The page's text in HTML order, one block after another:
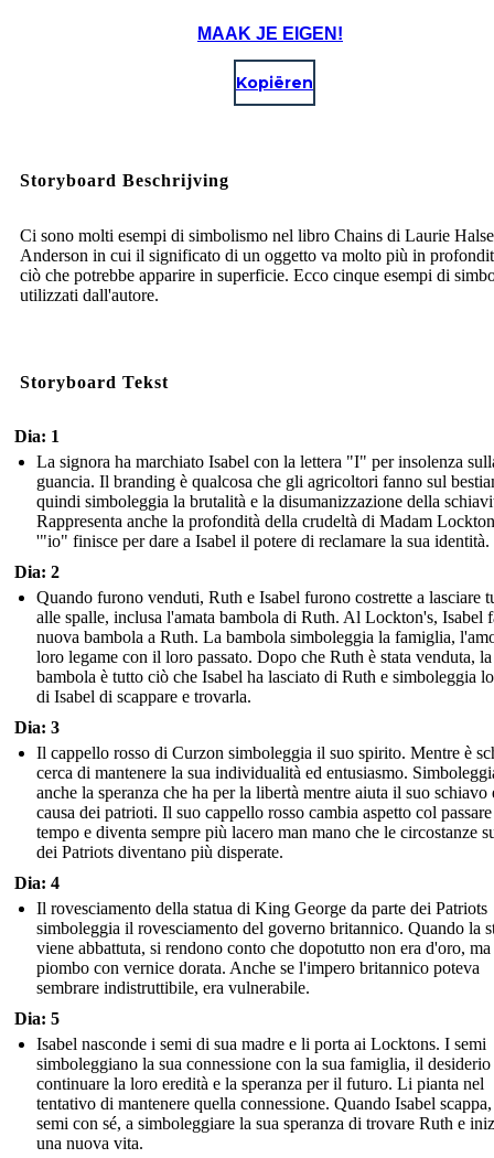
MAAK JE EIGEN!
Kopiëren
Storyboard Beschrijving
Ci sono molti esempi di simbolismo nel libro Chains di Laurie Halse
Anderson in cui il significato di un oggetto va molto più in
ciò che potrebbe apparire in superficie. Ecco cinque esempi di
utilizzati dall'autore.
Storyboard Tekst
Dia: 1
La signora ha marchiato Isabel con la lettera "I" per insolenza
guancia. Il branding è qualcosa che gli agricoltori fanno sul
quindi simboleggia la brutalità e la disumanizzazione della
Rappresenta anche la profondità della crudeltà di Madam
'"io" finisce per dare a Isabel il potere di reclamare la sua identità.
Dia: 2
Quando furono venduti, Ruth e Isabel furono costrette a lasciare
alle spalle, inclusa l'amata bambola di Ruth. Al Lockton's, Isabel
nuova bambola a Ruth. La bambola simboleggia la famiglia,
loro legame con il loro passato. Dopo che Ruth è stata venduta, la
bambola è tutto ciò che Isabel ha lasciato di Ruth e simboleggia
di Isabel di scappare e trovarla.
Dia: 3
Il cappello rosso di Curzon simboleggia il suo spirito. Mentre è
cerca di mantenere la sua individualità ed entusiasmo.
anche la speranza che ha per la libertà mentre aiuta il suo schiavo
causa dei patrioti. Il suo cappello rosso cambia aspetto col
tempo e diventa sempre più lacero man mano che le circostanze
dei Patriots diventano più disperate.
Dia: 4
Il rovesciamento della statua di King George da parte dei Patriots
simboleggia il rovesciamento del governo britannico. Quando la
viene abbattuta, si rendono conto che dopotutto non era d'oro,
piombo con vernice dorata. Anche se l'impero britannico poteva
sembrare indistruttibile, era vulnerabile.
Dia: 5
Isabel nasconde i semi di sua madre e li porta ai Locktons. I semi
simboleggiano la sua connessione con la sua famiglia, il
continuare la loro eredità e la speranza per il futuro. Li pianta nel
tentativo di mantenere quella connessione. Quando Isabel
semi con sé, a simboleggiare la sua speranza di trovare Ruth e
una nuova vita.